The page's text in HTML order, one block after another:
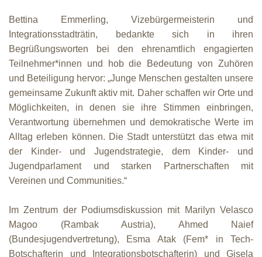
Humor
Unser Briefkasten
Galerie
Lasst uns erinnern †
Language
Magyar Deutsch English
Bettina Emmerling, Vizebürgermeisterin und
Integrationsstadträtin, bedankte sich in ihren
Begrüßungsworten bei den ehrenamtlich engagierten
Teilnehmer*innen und hob die Bedeutung von Zuhören
und Beteiligung hervor: „Junge Menschen gestalten unsere
gemeinsame Zukunft aktiv mit. Daher schaffen wir Orte und
Möglichkeiten, in denen sie ihre Stimmen einbringen,
Verantwortung übernehmen und demokratische Werte im
Alltag erleben können. Die Stadt unterstützt das etwa mit
der Kinder- und Jugendstrategie, dem Kinder- und
Jugendparlament und starken Partnerschaften mit
Vereinen und Communities.“
Im Zentrum der Podiumsdiskussion mit Marilyn Velasco
Magoo (Rambak Austria), Ahmed Naief
(Bundesjugendvertretung), Esma Atak (Fem* in Tech-
Botschafterin und Integrationsbotschafterin) und Gisela